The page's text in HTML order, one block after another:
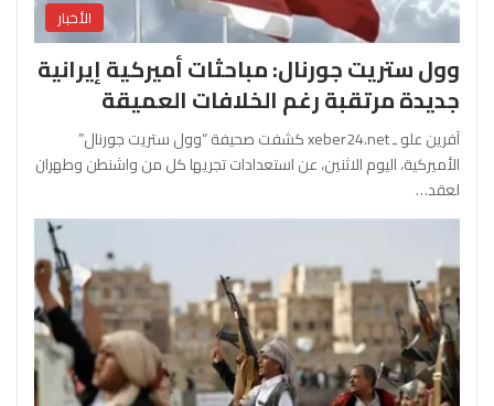
الأخبار
وول ستريت جورنال: مباحثات أميركية إيرانية
جديدة مرتقبة رغم الخلافات العميقة
آفرين علو ـ xeber24.net كشفت صحيفة “وول ستريت جورنال”
الأميركية، اليوم الاثنين، عن استعدادات تجريها كل من واشنطن وطهران
لعقد…